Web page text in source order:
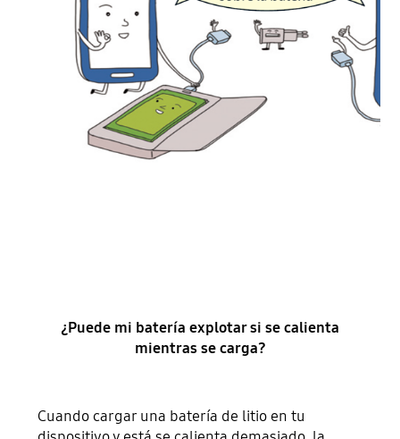
¿Puede mi batería explotar si se calienta
mientras se carga?
Cuando cargar una batería de litio en tu